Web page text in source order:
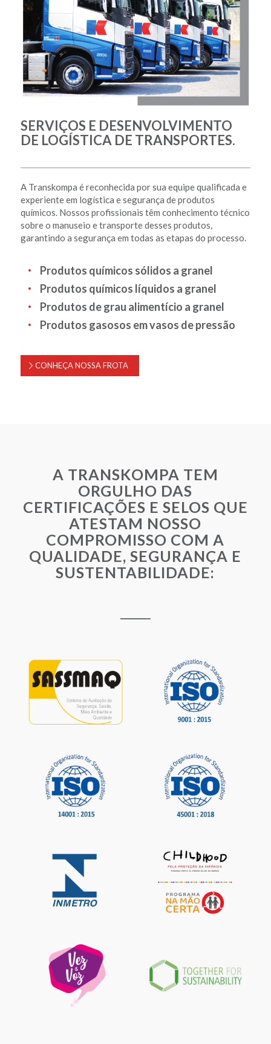
SERVIÇOS E DESENVOLVIMENTO
DE LOGÍSTICA DE TRANSPORTES.
A Transkompa é reconhecida por sua equipe qualificada e
experiente em logística e segurança de produtos
químicos. Nossos profissionais têm conhecimento técnico
sobre o manuseio e transporte desses produtos,
garantindo a segurança em todas as etapas do processo.
Produtos químicos sólidos a granel
Produtos químicos líquidos a granel
Produtos de grau alimentício a granel
Produtos gasosos em vasos de pressão
CONHEÇA NOSSA FROTA
A TRANSKOMPA TEM
ORGULHO DAS
CERTIFICAÇÕES E SELOS QUE
ATESTAM NOSSO
COMPROMISSO COM A
QUALIDADE, SEGURANÇA E
SUSTENTABILIDADE: